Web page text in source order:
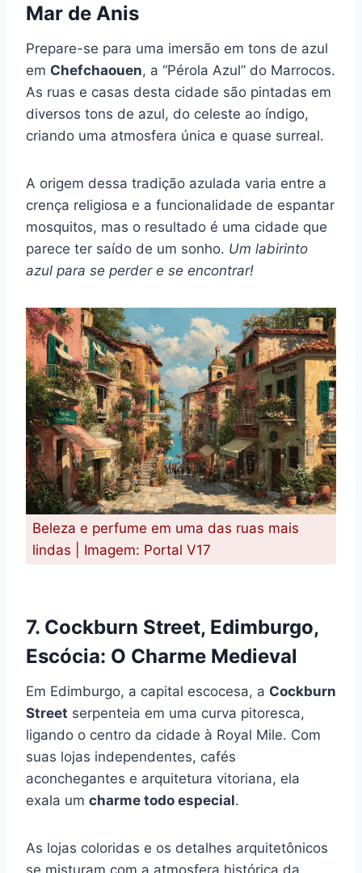
Mar de Anis
Prepare-se para uma imersão em tons de azul
em Chefchaouen, a “Pérola Azul” do Marrocos.
As ruas e casas desta cidade são pintadas em
diversos tons de azul, do celeste ao índigo,
criando uma atmosfera única e quase surreal.
A origem dessa tradição azulada varia entre a
crença religiosa e a funcionalidade de espantar
mosquitos, mas o resultado é uma cidade que
parece ter saído de um sonho. Um labirinto
azul para se perder e se encontrar!
Beleza e perfume em uma das ruas mais
lindas | Imagem: Portal V17
7. Cockburn Street, Edimburgo,
Escócia: O Charme Medieval
Em Edimburgo, a capital escocesa, a Cockburn
Street serpenteia em uma curva pitoresca,
ligando o centro da cidade à Royal Mile. Com
suas lojas independentes, cafés
aconchegantes e arquitetura vitoriana, ela
exala um charme todo especial.
As lojas coloridas e os detalhes arquitetônicos
se misturam com a atmosfera histórica da